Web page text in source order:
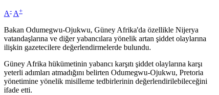
A- A+
Bakan Odumegwu-Ojukwu, Güney Afrika'da özellikle Nijerya
vatandaşlarına ve diğer yabancılara yönelik artan şiddet olaylarına
ilişkin gazetecilere değerlendirmelerde bulundu.
Güney Afrika hükümetinin yabancı karşıtı şiddet olaylarına karşı
yeterli adımları atmadığını belirten Odumegwu-Ojukwu, Pretoria
yönetimine yönelik misilleme tedbirlerinin değerlendirilebileceğini
ifade etti.